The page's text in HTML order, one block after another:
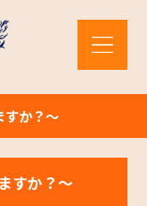
すか？～
すか？～